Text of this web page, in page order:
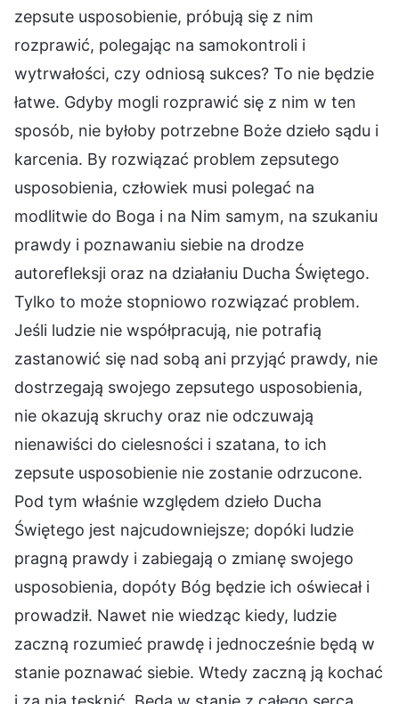
zepsute usposobienie, próbują się z nim
rozprawić, polegając na samokontroli i
wytrwałości, czy odniosą sukces? To nie będzie
łatwe. Gdyby mogli rozprawić się z nim w ten
sposób, nie byłoby potrzebne Boże dzieło sądu i
karcenia. By rozwiązać problem zepsutego
usposobienia, człowiek musi polegać na
modlitwie do Boga i na Nim samym, na szukaniu
prawdy i poznawaniu siebie na drodze
autorefleksji oraz na działaniu Ducha Świętego.
Tylko to może stopniowo rozwiązać problem.
Jeśli ludzie nie współpracują, nie potrafią
zastanowić się nad sobą ani przyjąć prawdy, nie
dostrzegają swojego zepsutego usposobienia,
nie okazują skruchy oraz nie odczuwają
nienawiści do cielesności i szatana, to ich
zepsute usposobienie nie zostanie odrzucone.
Pod tym właśnie względem dzieło Ducha
Świętego jest najcudowniejsze; dopóki ludzie
pragną prawdy i zabiegają o zmianę swojego
usposobienia, dopóty Bóg będzie ich oświecał i
prowadził. Nawet nie wiedząc kiedy, ludzie
zaczną rozumieć prawdę i jednocześnie będą w
stanie poznawać siebie. Wtedy zaczną ją kochać